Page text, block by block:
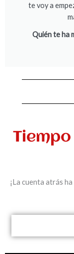
te voy a
Quién te ha
¡La cuenta atrás